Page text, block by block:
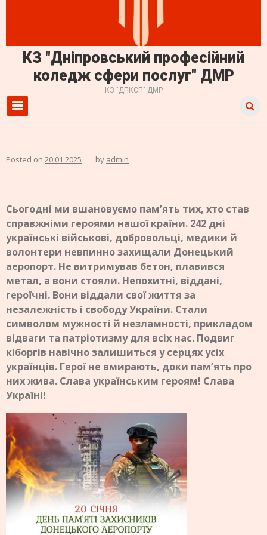
КЗ "Дніпровський професійний
коледж сфери послуг" ДМР
КЗ "ДПКСП" ДМР
Posted on 20.01.2025 by admin
Сьогодні ми вшановуємо пам’ять тих, хто став
справжніми героями нашої країни. 242 дні
українські військові, добровольці, медики й
волонтери невпинно захищали Донецький
аеропорт. Не витримував бетон, плавився
метал, а вони стояли. Непохитні, віддані,
героїчні. Вони віддали свої життя за
незалежність і свободу України. Стали
символом мужності й незламності, прикладом
відваги та патріотизму для всіх нас. Подвиг
кіборгів навічно залишиться у серцях усіх
українців. Герої не вмирають, доки пам’ять про
них жива. Слава українським героям! Слава
Україні!